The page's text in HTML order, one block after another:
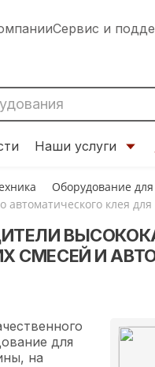
Сервис и
Наши услуги
Оборудование
автоматического клея
СМЕСЕЙ И